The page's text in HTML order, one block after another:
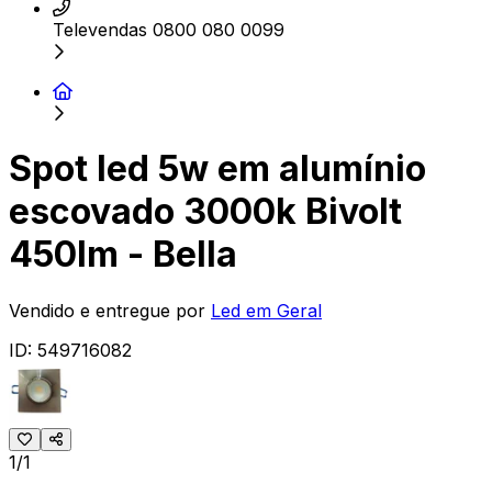
Televendas 0800 080 0099
Spot led 5w em alumínio
escovado 3000k Bivolt
450lm - Bella
Vendido e entregue por Led em Geral
ID: 549716082
1/1